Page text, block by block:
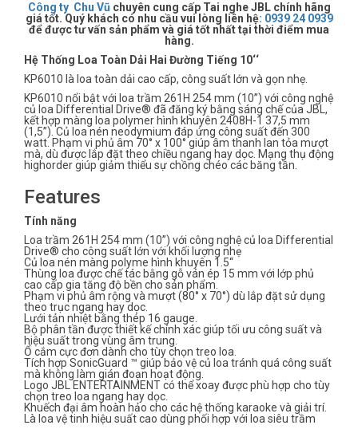
Công ty Chu Vũ chuyên cung cấp Tai nghe JBL chính hãng
giá tốt. Quý khách có nhu cầu vui lòng liên hệ: 0939 24 0939
để được tư vấn sản phẩm và giá tốt nhất tại thời điểm mua
hàng.
Hệ Thống Loa Toàn Dải Hai Đường Tiếng 10‘‘
KP6010 là loa toàn dải cao cấp, công suất lớn và gọn nhẹ.
KP6010 nổi bật với loa trầm 261H 254 mm (10’’) với công nghệ
củ loa Differential Drive® đã đăng ký bằng sáng chế của JBL,
kết hợp màng loa polymer hình khuyên 2408H-1 37,5 mm
(1,5’’). Củ loa nén neodymium đáp ứng công suất đến 300
watt. Phạm vi phủ âm 70° x 100° giúp âm thanh lan tỏa mượt
mà, dù được lắp đặt theo chiều ngang hay dọc. Mạng thụ động
highorder giúp giảm thiểu sự chồng chéo các băng tần.
Features
Tính năng
Loa trầm 261H 254 mm (10’’) với công nghệ củ loa Differential
Drive® cho công suất lớn với khối lượng nhẹ
Củ loa nén màng polyme hình khuyên 1.5‘‘
Thùng loa được chế tác bằng gỗ ván ép 15 mm với lớp phủ
cao cấp gia tăng độ bền cho sản phẩm.
Phạm vi phủ âm rộng và mượt (80° x 70°) dù lắp đặt sử dụng
theo trục ngang hay dọc.
Lưới tản nhiệt bằng thép 16 gauge.
Bộ phân tần được thiết kế chính xác giúp tối ưu công suất và
hiệu suất trong vùng âm trung.
Ổ cắm cực đơn dành cho tùy chọn treo loa.
Tích hợp SonicGuard ™ giúp bảo vệ củ loa tránh quá công suất
mà không làm gián đoạn hoạt động.
Logo JBL ENTERTAINMENT có thể xoay được phù hợp cho tùy
chọn treo loa ngang hay dọc.
Khuếch đại âm hoàn hảo cho các hệ thống karaoke và giải trí.
Là loa vệ tinh hiệu suất cao dùng phối hợp với loa siêu trầm